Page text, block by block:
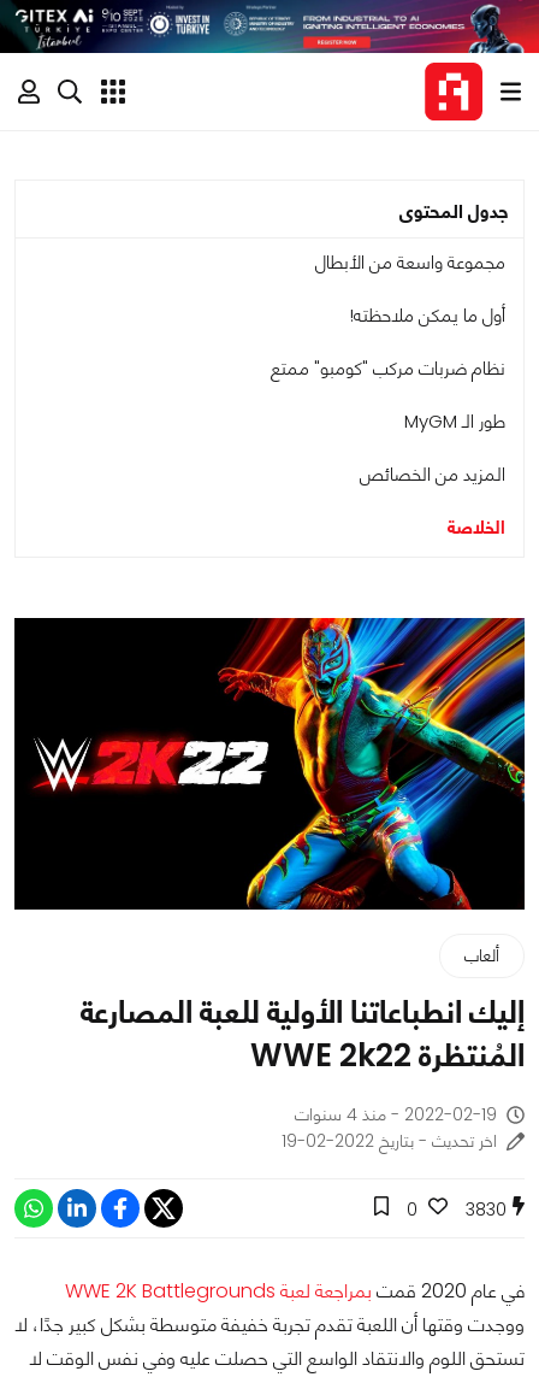
جدول المحتوى
مجموعة واسعة من الأبطال
أول ما يمكن ملاحظته!
نظام ضربات مركب "كومبو" ممتع
طور الـ MyGM
المزيد من الخصائص
الخلاصة
ألعاب
إليك انطباعاتنا الأولية للعبة المصارعة
المُنتظرة WWE 2k22
2022-02-19 - منذ 4 سنوات
اخر تحديث - بتاريخ 2022-02-19
3830
0
في عام 2020 قمت
بمراجعة لعبة WWE 2K Battlegrounds
ووجدت وقتها أن اللعبة تقدم تجربة خفيفة متوسطة بشكل كبير جدًا، لا
تستحق اللوم والانتقاد الواسع التي حصلت عليه وفي نفس الوقت لا